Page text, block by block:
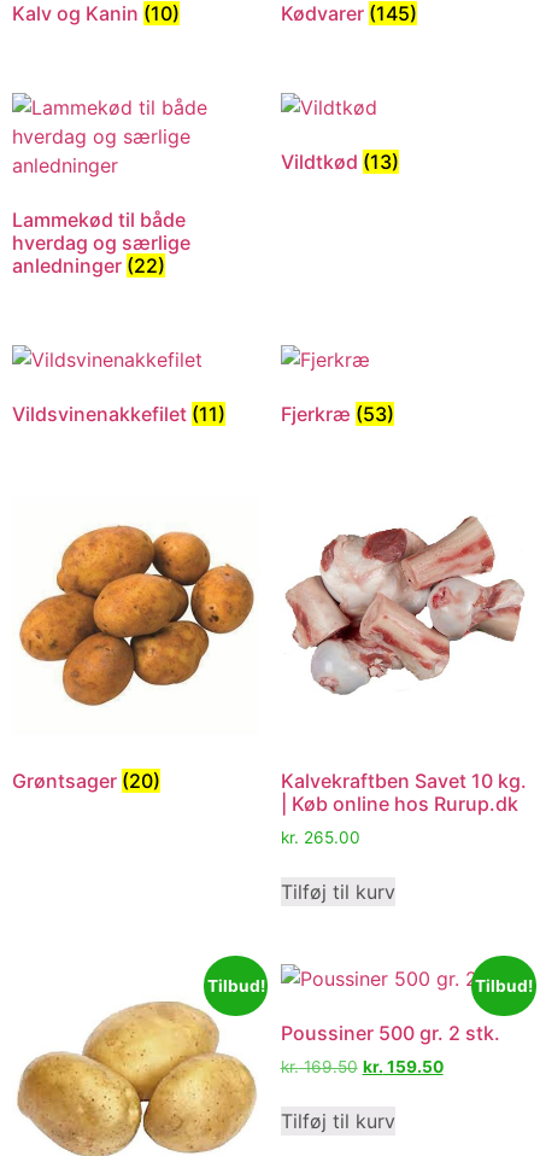
Kalv og Kanin (10) Kødvarer (145)
Lammekød til både
hverdag og særlige
anledninger (22)
Vildtkød (13)
Vildsvinenakkefilet (11) Fjerkræ (53)
Grøntsager (20)
Kalvekraftben Savet 10 kg.
| Køb online hos Rurup.dk
kr. 265.00
Tilføj til kurv
Tilbud! Tilbud!
Poussiner 500 gr. 2 stk.
kr.169.50 kr. 159.50
Tilføj til kurv